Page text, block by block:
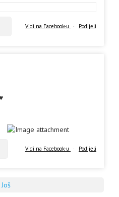
Vidi na Facebook-u · Podijeli
Vidi na Facebook-u · Podijeli
Još